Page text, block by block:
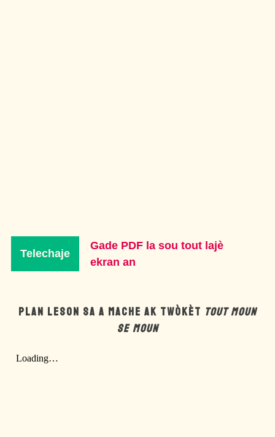
Gade PDF la sou tout lajè
ekran an
Telechaje
PLAN LESON SA A MACHE AK TWÒKÈT TOUT MOUN
SE MOUN